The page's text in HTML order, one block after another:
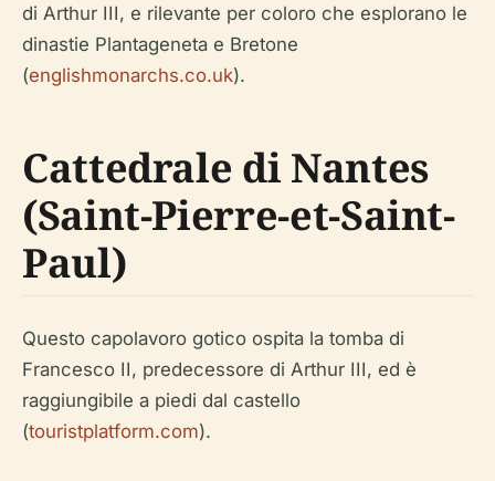
di Arthur III, e rilevante per coloro che esplorano le
dinastie Plantageneta e Bretone
(englishmonarchs.co.uk).
Cattedrale di Nantes
(Saint-Pierre-et-Saint-
Paul)
Questo capolavoro gotico ospita la tomba di
Francesco II, predecessore di Arthur III, ed è
raggiungibile a piedi dal castello
(touristplatform.com).